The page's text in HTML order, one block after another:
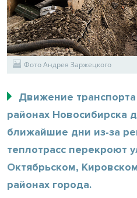
Фото Андрея Заржецкого
Движение
районах Новосибирска
ближайшие дни из-за
теплотрасс перекроют
Октябрьском,
районах города.